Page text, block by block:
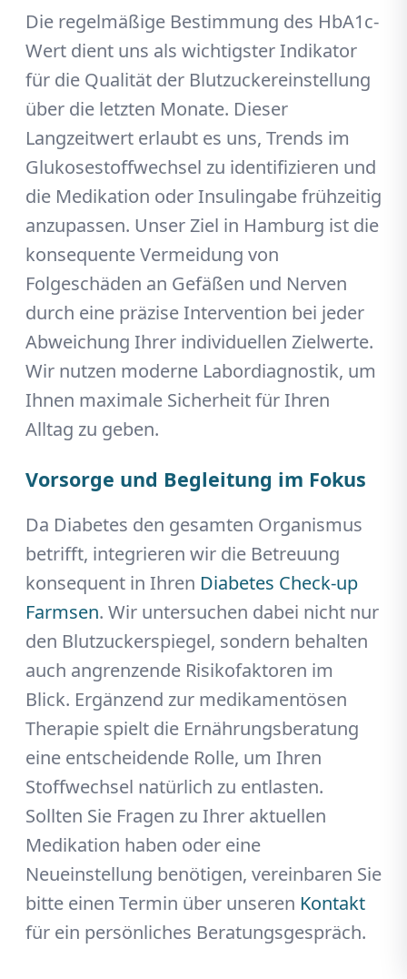
Die regelmäßige Bestimmung des HbA1c-
Wert dient uns als wichtigster Indikator
für die Qualität der Blutzuckereinstellung
über die letzten Monate. Dieser
Langzeitwert erlaubt es uns, Trends im
Glukosestoffwechsel zu identifizieren und
die Medikation oder Insulingabe frühzeitig
anzupassen. Unser Ziel in Hamburg ist die
konsequente Vermeidung von
Folgeschäden an Gefäßen und Nerven
durch eine präzise Intervention bei jeder
Abweichung Ihrer individuellen Zielwerte.
Wir nutzen moderne Labordiagnostik, um
Ihnen maximale Sicherheit für Ihren
Alltag zu geben.
Vorsorge und Begleitung im Fokus
Da Diabetes den gesamten Organismus
betrifft, integrieren wir die Betreuung
konsequent in Ihren Diabetes Check-up
Farmsen. Wir untersuchen dabei nicht nur
den Blutzuckerspiegel, sondern behalten
auch angrenzende Risikofaktoren im
Blick. Ergänzend zur medikamentösen
Therapie spielt die Ernährungsberatung
eine entscheidende Rolle, um Ihren
Stoffwechsel natürlich zu entlasten.
Sollten Sie Fragen zu Ihrer aktuellen
Medikation haben oder eine
Neueinstellung benötigen, vereinbaren Sie
bitte einen Termin über unseren Kontakt
für ein persönliches Beratungsgespräch.